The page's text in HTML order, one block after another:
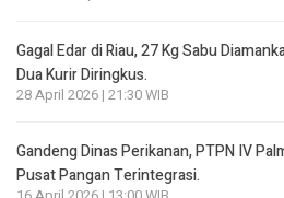
Gagal Edar di Riau, 27 Kg Sabu
Dua Kurir Diringkus.
28 April 2026 | 21:30 WIB
Gandeng Dinas Perikanan, PTPN IV
Pusat Pangan Terintegrasi.